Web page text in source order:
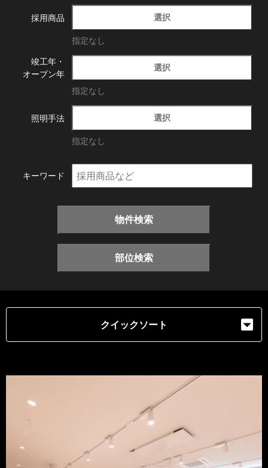
採用商品 選択
指定なし
竣工年・
オープン年
選択
指定なし
照明手法 選択
指定なし
キーワード
物件検索
部位検索
クイックソート